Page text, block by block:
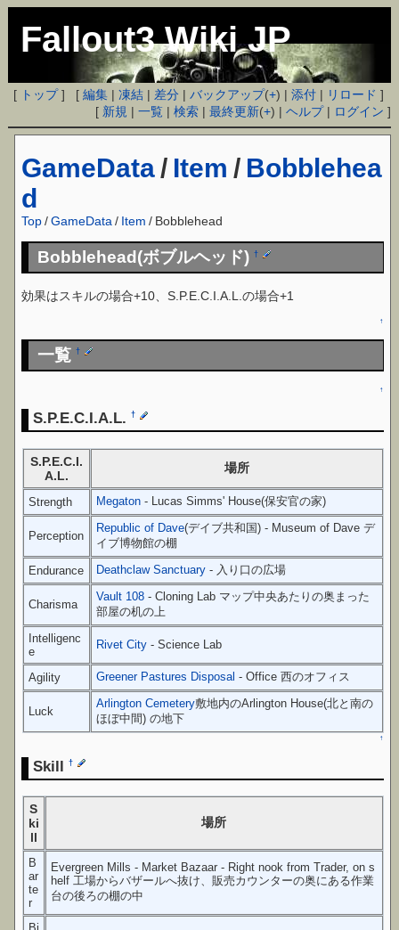
Fallout3 Wiki JP
[ トップ] [編集 |凍結 | 差分 |バックアップ(+) |添付 | リロード ]
[ 新規 |一覧 |検索 |最終更新(+) |ヘルプ| ログイン ]
GameData / Item / Bobblehea
d
Top /GameData / Item / Bobblehead
Bobblehead(ボブルヘッド)†
効果はスキルの場合+10、S.P.E.C.I.A.L.の場合+1
↑
一覧†
↑
S.P.E.C.I.A.L.†
S.P.E.C.I.
A.L.
場所
Strength Megaton- Lucas Simms' House(保安官の家)
Perception
Republic of Dave(デイブ共和国) - Museum of Dave デ
イブ博物館の棚
Endurance Deathclaw Sanctuary- 入り口の広場
Charisma
Vault 108- Cloning Lab マップ中央あたりの奥まった
部屋の机の上
Intelligenc
e
Rivet City- Science Lab
Agility Greener Pastures Disposal - Office 西のオフィス
Luck
Arlington Cemetery敷地内のArlington House(北と南の
ほぼ中間) の地下
↑
Skill†
S
ki
ll
場所
B
ar
te
r
Evergreen Mills - Market Bazaar - Right nook from Trader, on s
helf 工場からバザールへ抜け、販売カウンターの奥にある作業
台の後ろの棚の中